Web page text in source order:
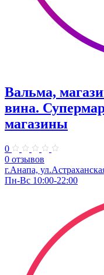
Вальма,
вина.
магазины
0
0 отзывов
г.Анапа,
Пн-Вс 10:00-22:00